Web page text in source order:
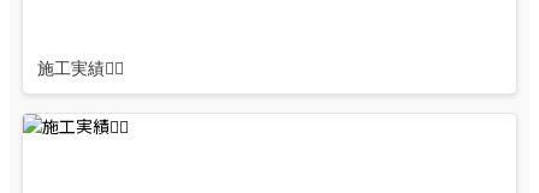
施工実績👷‍♂️